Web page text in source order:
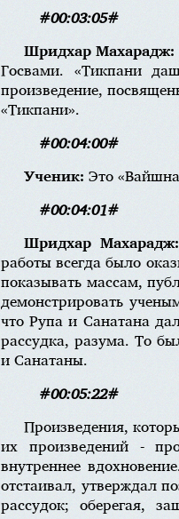
#00:03:05#
Шридхар Махарадж:
Госвами. «Тикпани
произведение,
«Тикпани».
#00:04:00#
Ученик: Это
#00:04:01#
Шридхар
работы всегда было
показывать массам,
демонстрировать
что Рупа и Санатана
рассудка, разума. То
и Санатаны.
#00:05:22#
Произведения,
их произведений -
внутреннее
отстаивал, утверждал
рассудок; оберегая,